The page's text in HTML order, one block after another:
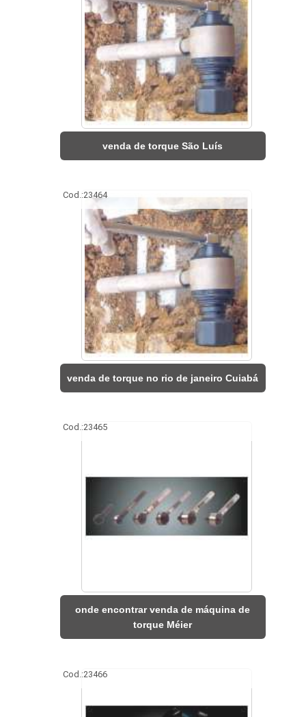
venda de torque São Luís
Cod.:23464
venda de torque no rio de janeiro Cuiabá
Cod.:23465
onde encontrar venda de máquina de
torque Méier
Cod.:23466